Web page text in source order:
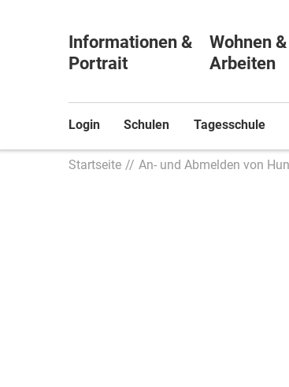
Login Schulen Tagesschule
Informationen &
Portrait
Wohnen &
Arbeiten
Startseite An- und Abmelden von